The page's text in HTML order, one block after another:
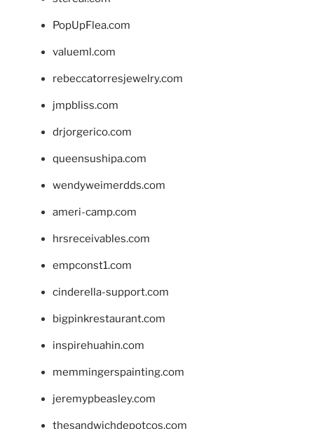
PopUpFlea.com
valueml.com
rebeccatorresjewelry.com
jmpbliss.com
drjorgerico.com
queensushipa.com
wendyweimerdds.com
ameri-camp.com
hrsreceivables.com
empconst1.com
cinderella-support.com
bigpinkrestaurant.com
inspirehuahin.com
memmingerspainting.com
jeremypbeasley.com
thesandwichdepotcos.com